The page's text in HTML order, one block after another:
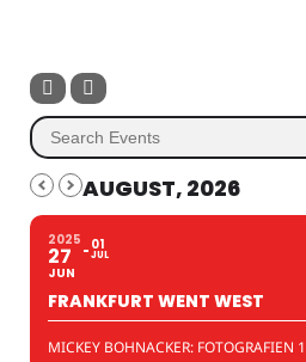
AUGUST, 2026
2025
27
JUN
01
JUL
FRANKFURT WENT WEST
MICKEY BOHNACKER: FOTOGRAFIEN